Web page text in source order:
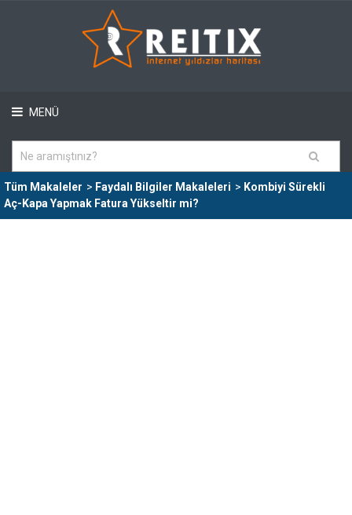
MENÜ
Tüm Makaleler > Faydalı Bilgiler Makaleleri > Kombiyi Sürekli
Aç-Kapa Yapmak Fatura Yükseltir mi?